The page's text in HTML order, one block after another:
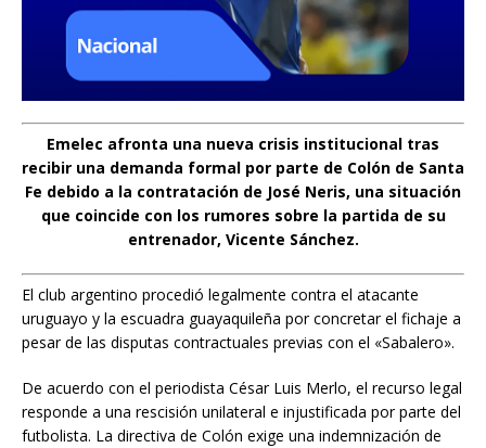
Emelec afronta una nueva crisis institucional tras
recibir una demanda formal por parte de Colón de Santa
Fe debido a la contratación de José Neris, una situación
que coincide con los rumores sobre la partida de su
entrenador, Vicente Sánchez.
El club argentino procedió legalmente contra el atacante
uruguayo y la escuadra guayaquileña por concretar el fichaje a
pesar de las disputas contractuales previas con el «Sabalero».
De acuerdo con el periodista César Luis Merlo, el recurso legal
responde a una rescisión unilateral e injustificada por parte del
futbolista. La directiva de Colón exige una indemnización de